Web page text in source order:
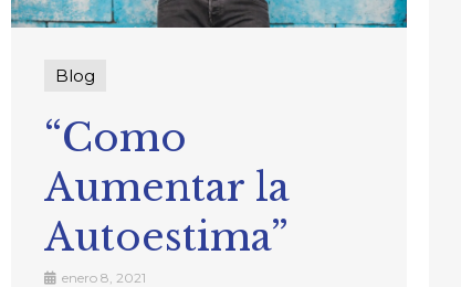
Blog
“Como
Aumentar la
Autoestima”
enero 8, 2021